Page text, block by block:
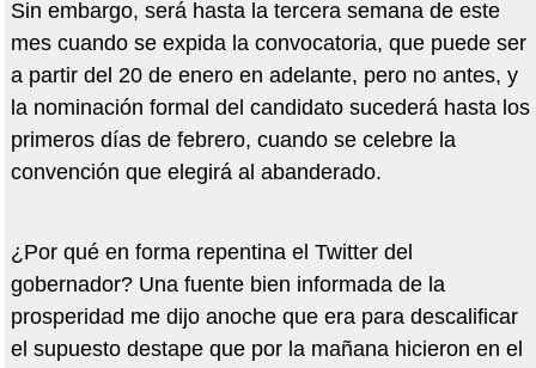
Sin embargo, será hasta la tercera semana de este
mes cuando se expida la convocatoria, que puede ser
a partir del 20 de enero en adelante, pero no antes, y
la nominación formal del candidato sucederá hasta los
primeros días de febrero, cuando se celebre la
convención que elegirá al abanderado.
¿Por qué en forma repentina el Twitter del
gobernador? Una fuente bien informada de la
prosperidad me dijo anoche que era para descalificar
el supuesto destape que por la mañana hicieron en el